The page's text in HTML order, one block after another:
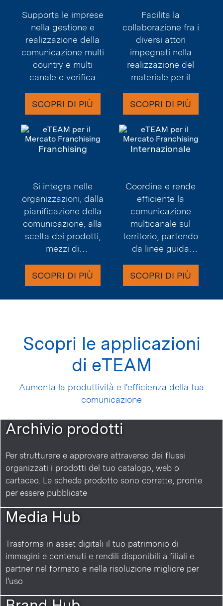
Supporta le imprese
nella gestione e
realizzazione della
comunicazione multi
country e multi
canale e verifica
azione di marketing.
SCOPRI DI PIÙ
Facilita la
collaborazione fra i
diversi attori
impegnati nella
realizzazione del
materiale per il
buyer, marketing e
reparto grafico.
SCOPRI DI PIÙ
Franchising
Si integra nelle
organizzazioni, dalla
pianificazione della
comunicazione, alla
scelta dei prodotti,
mezzi di
strategie di
fidelizzazione.
SCOPRI DI PIÙ
Internazionale
Coordina e rende
efficiente la
comunicazione
multicanale sul
territorio, partendo
da linee guida
centrale.
SCOPRI DI PIÙ
Scopri le applicazioni
di eTEAM
Aumenta la produttività e l'efficienza della tua
comunicazione
Archivio prodotti
Per strutturare e approvare attraverso dei flussi
organizzati i prodotti del tuo catalogo, web o
cartaceo. Le schede prodotto sono corrette, pronte
per essere pubblicate
Media Hub
Trasforma in asset digitali il tuo patrimonio di
immagini e contenuti e rendili disponibili a filiali e
partner nel formato e nella risoluzione migliore per
l'uso